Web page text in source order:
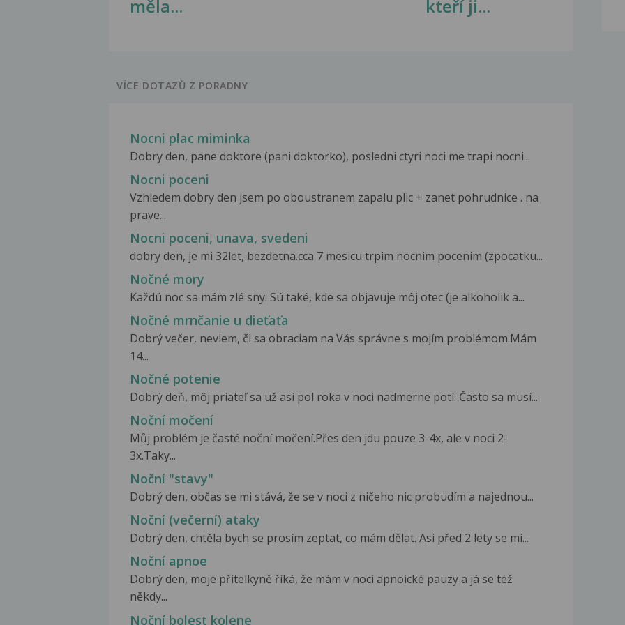
měla...
kteří ji...
VÍCE DOTAZŮ Z PORADNY
Nocni plac miminka
Dobry den, pane doktore (pani doktorko), posledni ctyri noci me trapi nocni...
Nocni poceni
Vzhledem dobry den jsem po oboustranem zapalu plic + zanet pohrudnice . na
prave...
Nocni poceni, unava, svedeni
dobry den, je mi 32let, bezdetna.cca 7 mesicu trpim nocnim pocenim (zpocatku...
Nočné mory
Každú noc sa mám zlé sny. Sú také, kde sa objavuje môj otec (je alkoholik a...
Nočné mrnčanie u dieťaťa
Dobrý večer, neviem, či sa obraciam na Vás správne s mojím problémom.Mám
14...
Nočné potenie
Dobrý deň, môj priateľ sa už asi pol roka v noci nadmerne potí. Často sa musí...
Noční močení
Můj problém je časté noční močení.Přes den jdu pouze 3-4x, ale v noci 2-
3x.Taky...
Noční "stavy"
Dobrý den, občas se mi stává, že se v noci z ničeho nic probudím a najednou...
Noční (večerní) ataky
Dobrý den, chtěla bych se prosím zeptat, co mám dělat. Asi před 2 lety se mi...
Noční apnoe
Dobrý den, moje přítelkyně říká, že mám v noci apnoické pauzy a já se též
někdy...
Noční bolest kolene